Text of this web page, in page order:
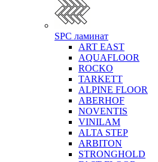
SPC ламинат
ART EAST
AQUAFLOOR
ROCKO
TARKETT
ALPINE FLOOR
ABERHOF
NOVENTIS
VINILAM
ALTA STEP
ARBITON
STRONGHOLD